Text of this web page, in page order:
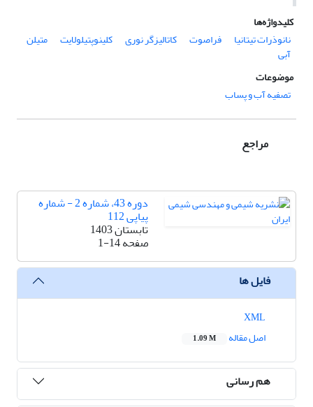
کلیدواژه‌ها
نانوذرات تیتانیا
فراصوت کاتالیزگر نوری کلینوپتیلولایت متیلن
آبی
موضوعات
تصفیه آب و پساب
مراجع
دوره 43، شماره 2 - شماره
پیاپی 112
تابستان 1403
صفحه1-14
فایل ها
اصل مقاله
1.09 M
هم رسانی